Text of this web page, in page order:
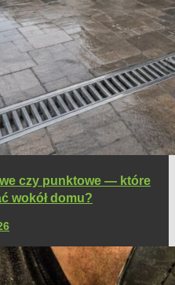
czy punktowe — które
wokół domu?